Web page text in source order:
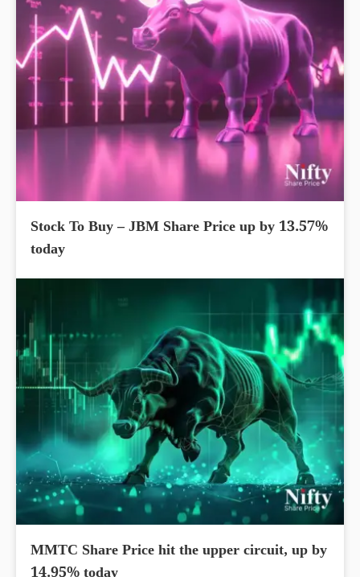
Stock To Buy – JBM Share Price up by 13.57%
today
MMTC Share Price hit the upper circuit, up by